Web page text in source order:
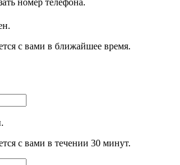
номер телефона.
с вами в ближайшее время.
с вами в течении 30 минут.